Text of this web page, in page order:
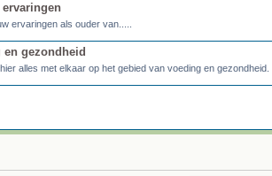
ervaringen
ervaringen als ouder van.....
en gezondheid
alles met elkaar op het gebied van voeding en gezondheid.